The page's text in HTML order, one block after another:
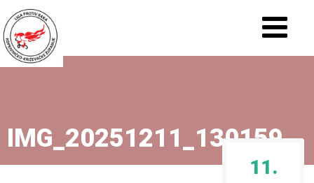
IMG_20251211_130159
11.